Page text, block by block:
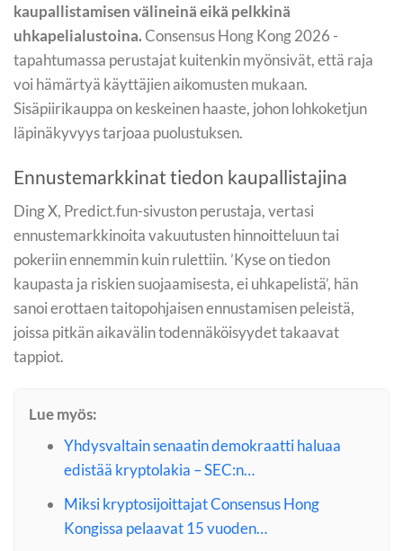
kaupallistamisen välineinä eikä pelkkinä
uhkapelialustoina.Consensus Hong Kong 2026 -
tapahtumassa perustajat kuitenkin myönsivät, että raja
voi hämärtyä käyttäjien aikomusten mukaan.
Sisäpiirikauppa on keskeinen haaste, johon lohkoketjun
läpinäkyvyys tarjoaa puolustuksen.
Ennustemarkkinat tiedon kaupallistajina
Ding X, Predict.fun-sivuston perustaja, vertasi
ennustemarkkinoita vakuutusten hinnoitteluun tai
pokeriin ennemmin kuin rulettiin. ’Kyse on tiedon
kaupasta ja riskien suojaamisesta, ei uhkapelistä’, hän
sanoi erottaen taitopohjaisen ennustamisen peleistä,
joissa pitkän aikavälin todennäköisyydet takaavat
tappiot.
Lue myös:
Yhdysvaltain senaatin demokraatti haluaa
edistää kryptolakia – SEC:n…
Miksi kryptosijoittajat Consensus Hong
Kongissa pelaavat 15 vuoden…